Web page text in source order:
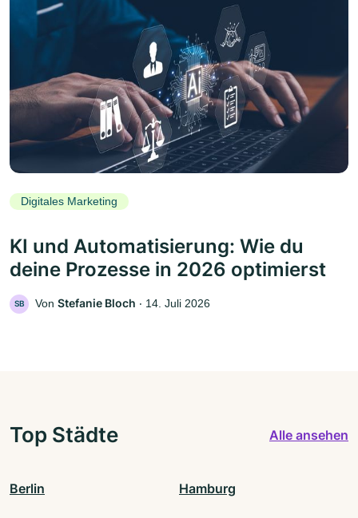
Digitales Marketing
KI und Automatisierung: Wie du
deine Prozesse in 2026 optimierst
SB Von Stefanie Bloch ‧ 14. Juli 2026
Top Städte Alle ansehen
Berlin Hamburg